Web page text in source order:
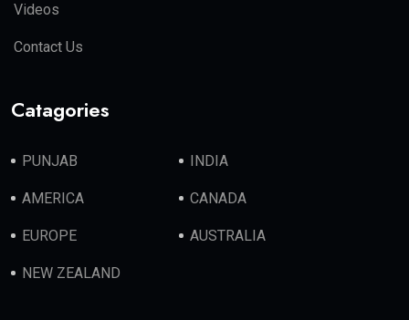
Videos
Contact Us
Catagories
PUNJAB INDIA
AMERICA CANADA
EUROPE AUSTRALIA
NEW ZEALAND